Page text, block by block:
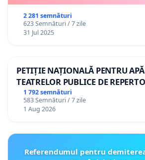
2 281 semnături
623 Semnături / 7 zile
31 Jul 2025
PETIȚIE NAȚIONALĂ PENTRU
TEATRELOR PUBLICE DE
ROMÂNIA
1 792 semnături
583 Semnături / 7 zile
1 Aug 2026
Referendumul pentru